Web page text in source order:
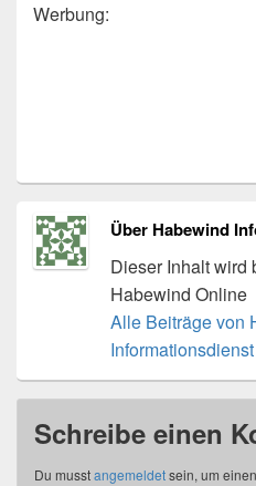
Werbung:
Über Habewind
Dieser Inhalt wird
Habewind Online
Alle Beiträge von
Schreibe einen
Du musstangemeldetsein, um